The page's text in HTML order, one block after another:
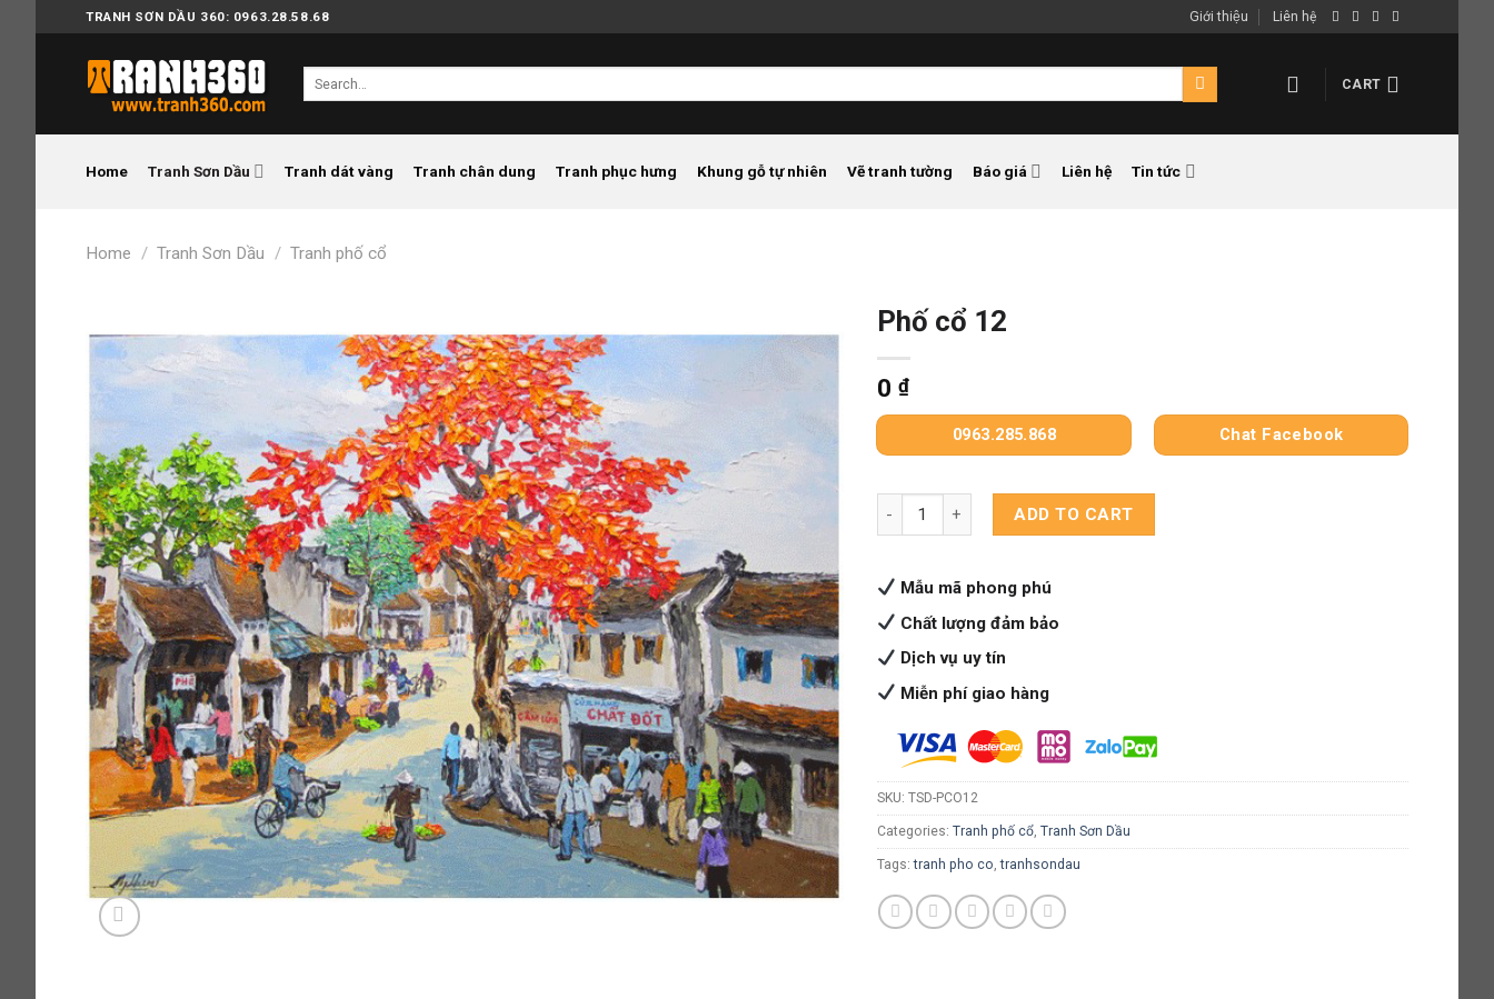
to
content
TRANH SƠN DẦU 360: 0963.28.58.68 Giới thiệu Liên hệ
CART
Home Tranh Sơn Dầu Tranh dát vàng Tranh chân dung Tranh phục hưng Khung gỗ tự nhiên Vẽ tranh tường Báo giá Liên hệ Tin tức
Home / Tranh Sơn Dầu / Tranh phố cổ
Phố cổ 12
0 ₫
0963.285.868 Chat Facebook
ADD TO CART
Mẫu mã phong phú
Chất lượng đảm bảo
Dịch vụ uy tín
Miễn phí giao hàng
SKU: TSD-PCO12
Categories: Tranh phố cổ, Tranh Sơn Dầu
Tags:tranh pho co ,tranhsondau